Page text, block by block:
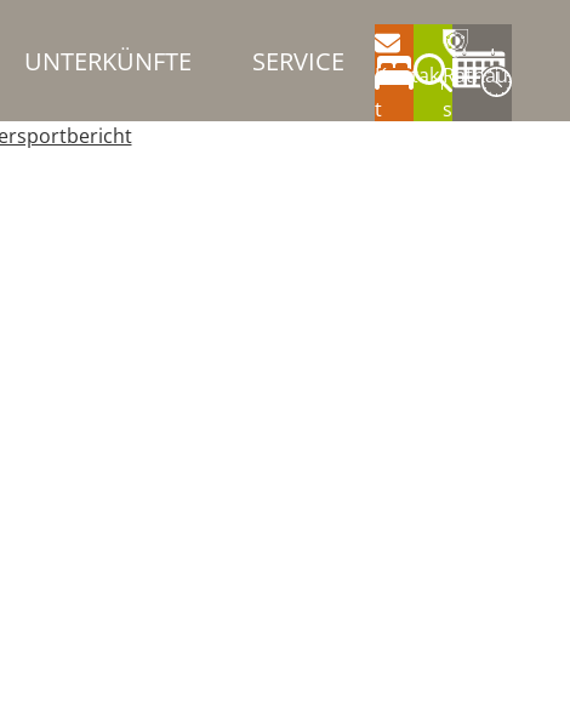
UNTERKÜNFTE SERVICE
Kontak
t
Rathau
s